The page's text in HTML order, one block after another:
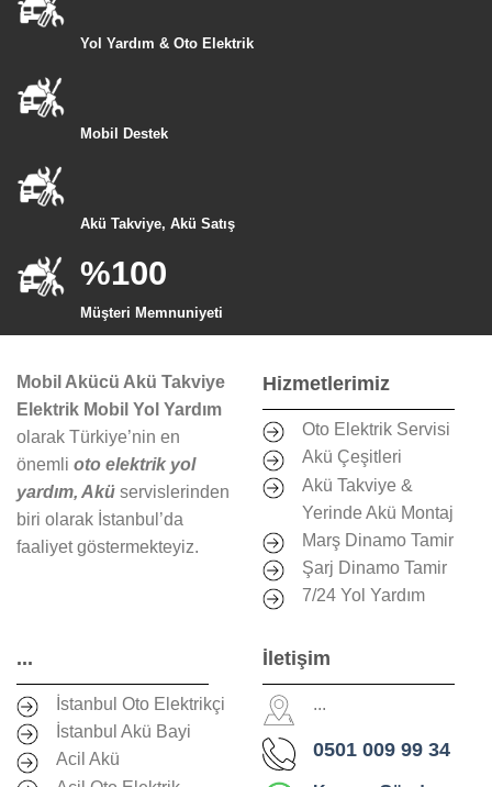
Yol Yardım & Oto Elektrik
Mobil Destek
Akü Takviye, Akü Satış
%100
Müşteri Memnuniyeti
Mobil Akücü Akü Takviye
Elektrik Mobil Yol Yardım
olarak Türkiye’nin en
önemli oto elektrik yol
yardım, Akü servislerinden
biri olarak İstanbul’da
faaliyet göstermekteyiz.
Hizmetlerimiz
Oto Elektrik Servisi
Akü Çeşitleri
Akü Takviye &
Yerinde Akü Montaj
Marş Dinamo Tamir
Şarj Dinamo Tamir
7/24 Yol Yardım
...
İstanbul Oto Elektrikçi
İstanbul Akü Bayi
Acil Akü
İletişim
...
0501 009 99 34